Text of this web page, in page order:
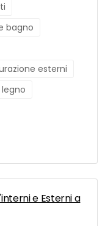
bagno
esterni
e Esterni a